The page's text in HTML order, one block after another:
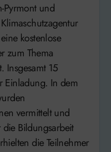
kostenlose
zum Thema
Insgesamt 15
Einladung. In dem
vermittelt und
Bildungsarbeit
die Teilnehmer